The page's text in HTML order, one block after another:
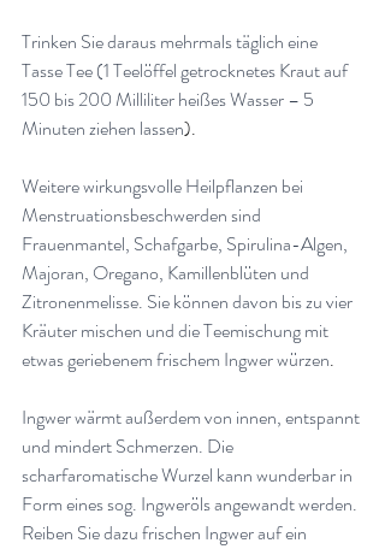
Trinken Sie daraus mehrmals täglich eine
Tasse Tee (1 Teelöffel getrocknetes Kraut auf
150 bis 200 Milliliter heißes Wasser – 5
Minuten ziehen lassen).
Weitere wirkungsvolle Heilpflanzen bei
Menstruationsbeschwerden sind
Frauenmantel, Schafgarbe, Spirulina-Algen,
Majoran, Oregano, Kamillenblüten und
Zitronenmelisse. Sie können davon bis zu vier
Kräuter mischen und die Teemischung mit
etwas geriebenem frischem Ingwer würzen.
Ingwer wärmt außerdem von innen, entspannt
und mindert Schmerzen. Die
scharfaromatische Wurzel kann wunderbar in
Form eines sog. Ingweröls angewandt werden.
Reiben Sie dazu frischen Ingwer auf ein